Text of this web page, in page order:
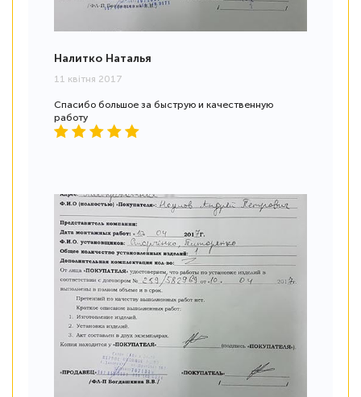
Налитко Наталья
11 квітня 2017
Спасибо большое за быструю и качественную
работу